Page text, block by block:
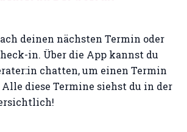
deinen nächsten Termin oder
in. Über die App kannst du
chatten, um einen Termin
diese Termine siehst du in der